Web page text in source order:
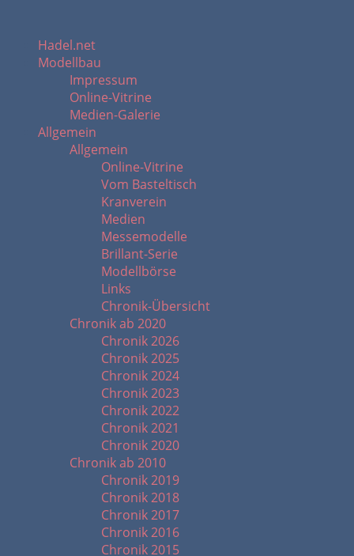
Hadel.net
Modellbau
Impressum
Online-Vitrine
Medien-Galerie
Allgemein
Allgemein
Online-Vitrine
Vom Basteltisch
Kranverein
Medien
Messemodelle
Brillant-Serie
Modellbörse
Links
Chronik-Übersicht
Chronik ab 2020
Chronik 2026
Chronik 2025
Chronik 2024
Chronik 2023
Chronik 2022
Chronik 2021
Chronik 2020
Chronik ab 2010
Chronik 2019
Chronik 2018
Chronik 2017
Chronik 2016
Chronik 2015